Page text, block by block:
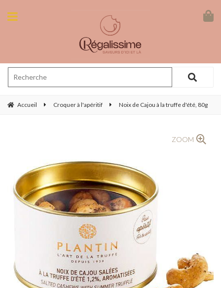
Accueil Croquer à l'apéritif Noix de Cajou à la truffe d'été, 80g
ZOOM